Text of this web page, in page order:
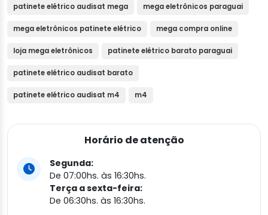
patinete elétrico audisat mega mega eletrônicos paraguai
mega eletrônicos patinete elétrico mega compra online
loja mega eletrônicos patinete elétrico barato paraguai
patinete elétrico audisat barato
patinete elétrico audisat m4 m4
Horário de atenção
Segunda:
De 07:00hs. às 16:30hs.
Terça a sexta-feira:
De 06:30hs. às 16:30hs.